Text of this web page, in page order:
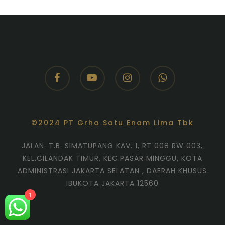
facebookyoutube instagramwhatsapp
©2024 PT Grha Satu Enam Lima Tbk
JALAN. T.B. SIMATUPANG KAV. 1, RT 008 RW 003,
KEL.CILANDAK TIMUR, KEC.PASAR MINGGU, KOTA
ADMINISTRASI JAKARTA SELATAN , DAERAH KHUSUS
IBUKOTA JAKARTA 12560
1